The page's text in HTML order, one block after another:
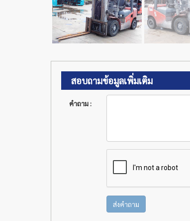
สอบถามข้อมูลเพิ่มเติม
คำถาม :
ส่งคำถาม